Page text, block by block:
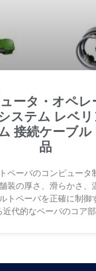
ータ・オペレ
ステム レベリ
接続ケーブル
品
ペーバのコンピュータ
装の厚さ、滑らかさ、
トペーバを正確に制御
代的なペーバのコア部